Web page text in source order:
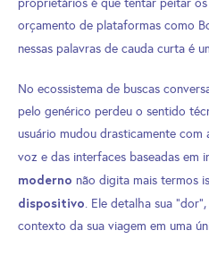
orçamento de plataformas como
nessas palavras de cauda curta é
No ecossistema de buscas
pelo genérico perdeu o sentido
usuário mudou drasticamente
voz e das interfaces baseadas em
moderno não digita mais termos
dispositivo. Ele detalha sua
contexto da sua viagem em uma